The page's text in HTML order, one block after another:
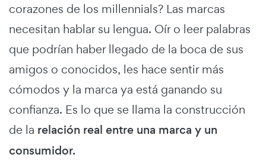
corazones de los millennials? Las marcas
necesitan hablar su lengua. Oír o leer palabras
que podrían haber llegado de la boca de sus
amigos o conocidos, les hace sentir más
cómodos y la marca ya está ganando su
confianza. Es lo que se llama la construcción
de la relación real entre una marca y un
consumidor.